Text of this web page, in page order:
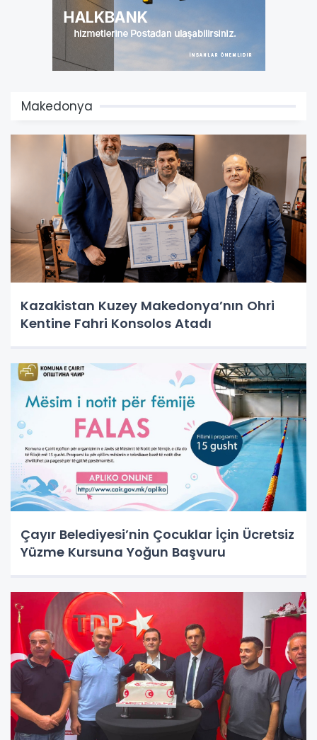
Makedonya
Kazakistan Kuzey Makedonya’nın Ohri
Kentine Fahri Konsolos Atadı
Çayır Belediyesi’nin Çocuklar İçin Ücretsiz
Yüzme Kursuna Yoğun Başvuru